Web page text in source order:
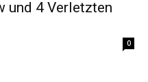
und 4 Verletzten
0